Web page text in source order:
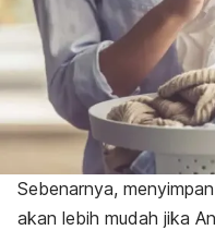
Sebenarnya,
akan lebih mudah jika